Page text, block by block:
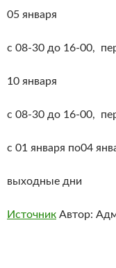
05 января
с 08-30 до 16-00,
10 января
с 08-30 до 16-00,
с 01 января по04
выходные дни
Источник Автор: